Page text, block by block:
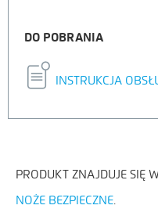
DO POBRANIA
INSTRUKCJA
PRODUKT ZNAJDUJE SIĘ
NOŻE BEZPIECZNE